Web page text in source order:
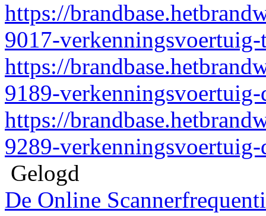
https://
9017-
https://
9189-verkenningsvoertuig-
https://
9289-verkenningsvoertuig-
Gelogd
De Online